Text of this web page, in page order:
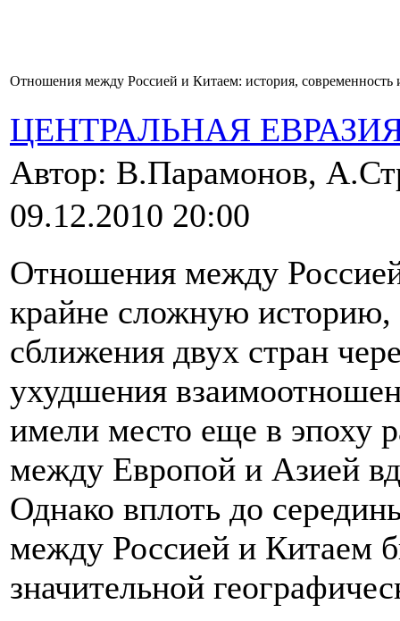
Отношения между Россией и Китаем: история, современность
ЦЕНТРАЛЬНАЯ
Автор: В.Парамонов,
09.12.2010 20:00
Отношения между
крайне сложную историю,
сближения двух стран
ухудшения
имели место еще в эпоху
между Европой и Азией
Однако вплоть до
между Россией и Китаем
значительной